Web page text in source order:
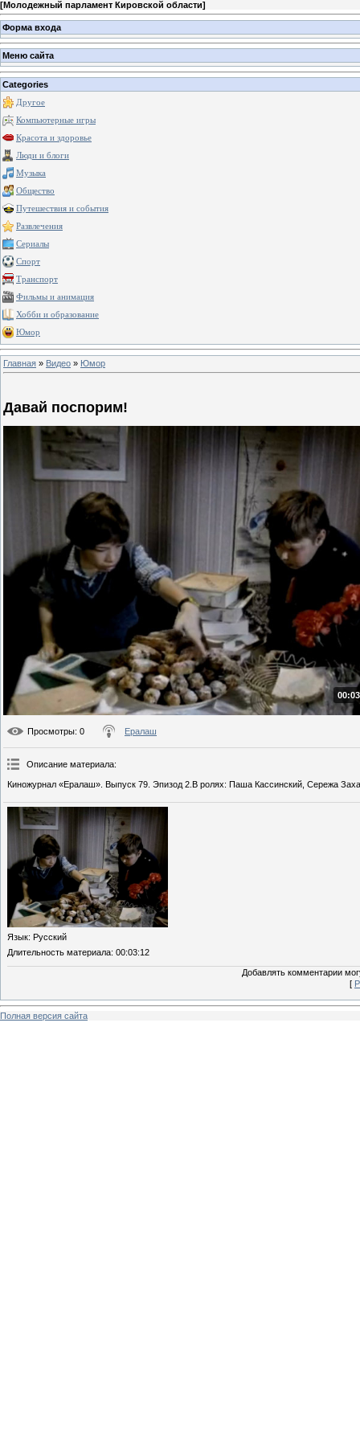
[Молодежный парламент Кировской области]
Форма входа
Меню сайта
Categories
Другое
Компьютерные игры
Красота и здоровье
Люди и блоги
Музыка
Общество
Путешествия и события
Развлечения
Сериалы
Спорт
Транспорт
Фильмы и анимация
Хобби и образование
Юмор
Главная » Видео » Юмор
Давай поспорим!
Просмотры: 0 Ералаш
Описание материала:
Киножурнал «Ералаш». Выпуск 79. Эпизод 2.В ролях: Паша Кассинский, Сережа
Язык: Русский
Длительность материала: 00:03:12
Добавлять комментарии
[
Полная версия сайта